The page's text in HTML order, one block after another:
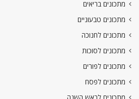
מתכונים בריאים
מתכונים טבעוניים
מתכונים לחנוכה
מתכונים לסוכות
מתכונים לפורים
מתכונים לפסח
מתכונים לראש השנה